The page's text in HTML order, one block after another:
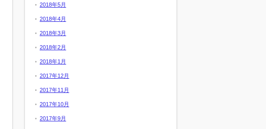
2018年5月
2018年4月
2018年3月
2018年2月
2018年1月
2017年12月
2017年11月
2017年10月
2017年9月